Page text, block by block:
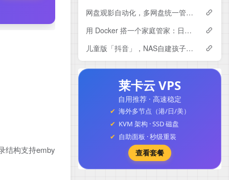
结构支持emby
网盘观影自动化，多网盘统一管理！NAS部署LitePan，联动Emby打造私人影音库
用 Docker 搭一个家庭管家：日程、账单、任务全都能管，Yuvomi使用与搭建
儿童版「抖音」，NAS自建孩子专属的短视频平台，保驾护航。
莱卡云 VPS
自用推荐 · 高速稳定
海外多节点（港/日/美）
KVM 架构 · SSD 磁盘
自助面板 · 秒级重装
查看套餐